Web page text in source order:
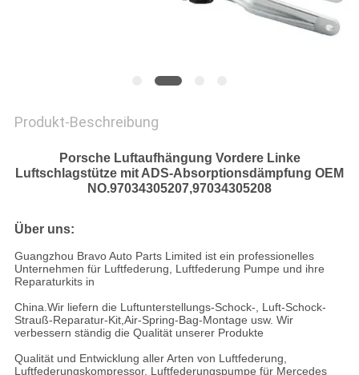
Produkt-Beschreibung
Porsche Luftaufhängung Vordere Linke
Luftschlagstütze mit ADS-Absorptionsdämpfung OEM
NO.97034305207,97034305208
Über uns:
Guangzhou Bravo Auto Parts Limited ist ein professionelles
Unternehmen für Luftfederung, Luftfederung Pumpe und ihre
Reparaturkits in
China.Wir liefern die Luftunterstellungs-Schock-, Luft-Schock-
Strauß-Reparatur-Kit,Air-Spring-Bag-Montage usw. Wir
verbessern ständig die Qualität unserer Produkte
Qualität und Entwicklung aller Arten von Luftfederung,
Luftfederungskompressor, Luftfederungspumpe für Mercedes